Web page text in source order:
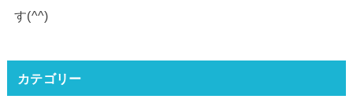
す(^^)
カテゴリー